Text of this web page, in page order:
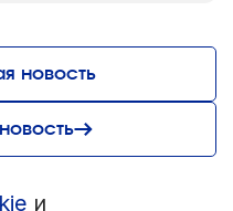
новость
и